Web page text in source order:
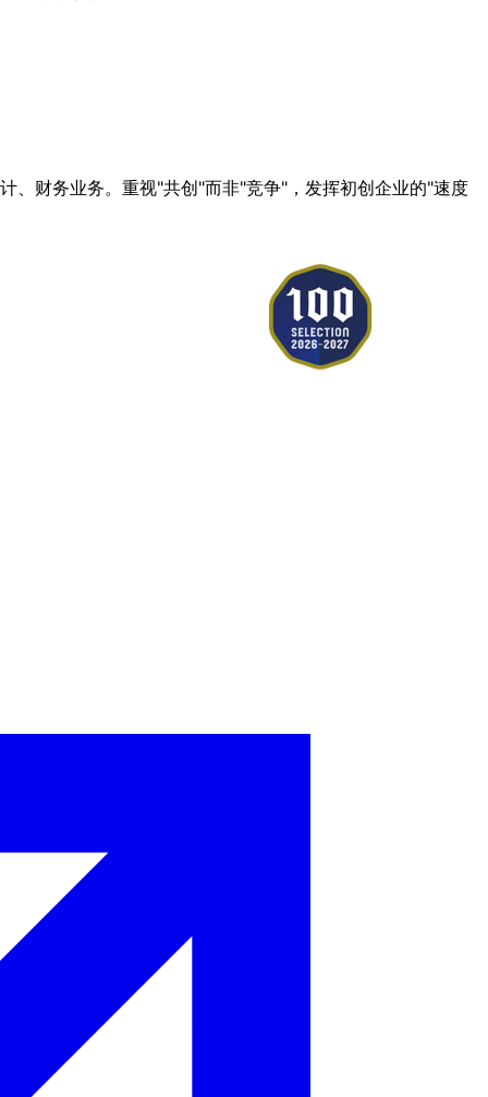
、财务业务。重视"共创"而非"竞争"，发挥初创企业的"速度